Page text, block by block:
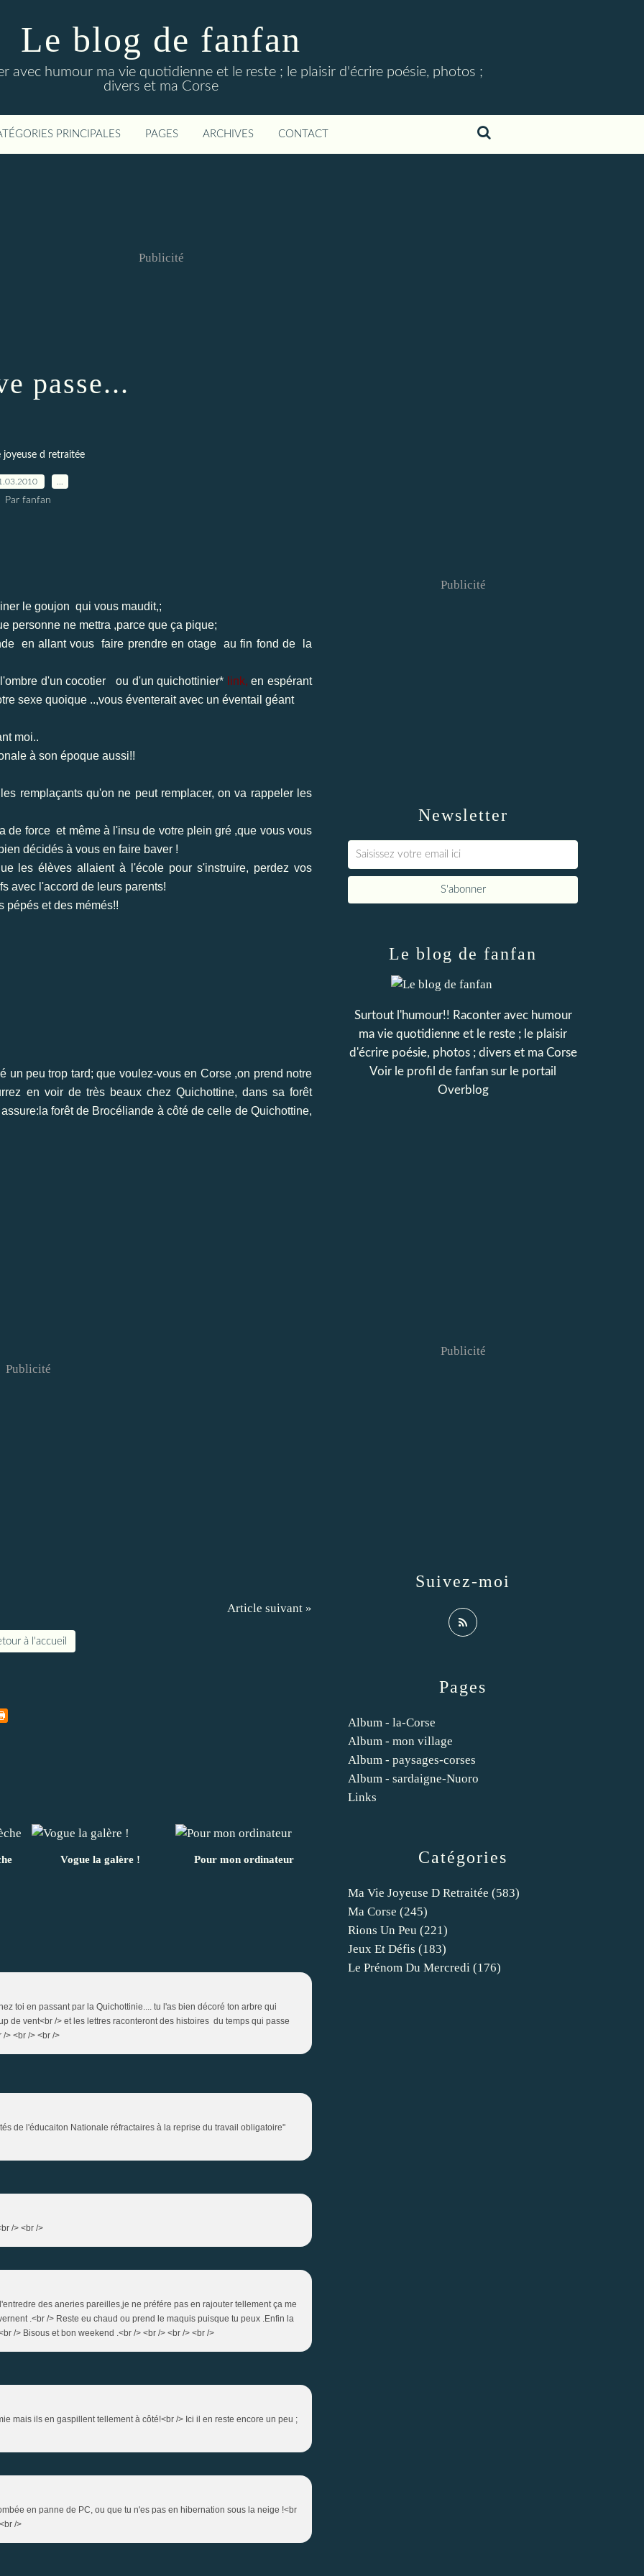
Le blog de fanfan
avec humour ma vie quotidienne et le reste ; le plaisir d'écrire poésie, photos ;
divers et ma Corse
PRINCIPALES PAGES ARCHIVES CONTACT
Publicité
passe...
joyeuse d retraitée
Par fanfan
le goujon qui vous maudit,;
personne ne mettra ,parce que ça pique;
en allant vous faire prendre en otage au fin fond de la
d'un cocotier ou d'un quichottinier* link, en espérant
sexe quoique ..,vous éventerait avec un éventail géant
moi..
à son époque aussi!!
remplaçants qu'on ne peut remplacer, on va rappeler les
de force et même à l'insu de votre plein gré ,que vous vous
décidés à vous en faire baver !
les élèves allaient à l'école pour s'instruire, perdez vos
avec l'accord de leurs parents!
et des mémés!!
un peu trop tard; que voulez-vous en Corse ,on prend notre
en voir de très beaux chez Quichottine, dans sa forêt
forêt de Brocéliande à côté de celle de Quichottine,
Publicité
Article suivant »
à l'accueil
Vogue la galère ! Pour mon ordinateur
toi en passant par la Quichottinie.... tu l'as bien décoré ton arbre qui
de vent<br /> et les lettres raconteront des histoires du temps qui passe
/> <br /> <br />
de l'éducaiton Nationale réfractaires à la reprise du travail obligatoire"
/> <br />
des aneries pareilles,je ne préfére pas en rajouter tellement ça me
.<br /> Reste eu chaud ou prend le maquis puisque tu peux .Enfin la
/> Bisous et bon weekend .<br /> <br /> <br /> <br />
mais ils en gaspillent tellement à côté!<br /> Ici il en reste encore un peu ;
en panne de PC, ou que tu n'es pas en hibernation sous la neige !<br
/>
Newsletter
Publicité
Catégories
Ma Vie Joyeuse D Retraitée (583)
Ma Corse (245)
Rions Un Peu (221)
Jeux Et Défis (183)
Le Prénom Du Mercredi (176)
Pages
Album - la-Corse
Album - mon village
Album - paysages-corses
Album - sardaigne-Nuoro
Links
Le blog de fanfan
Surtout l'humour!! Raconter avec humour
ma vie quotidienne et le reste ; le plaisir
d'écrire poésie, photos ; divers et ma Corse
Voir le profil de fanfan sur le portail
Overblog
Suivez-moi
Publicité